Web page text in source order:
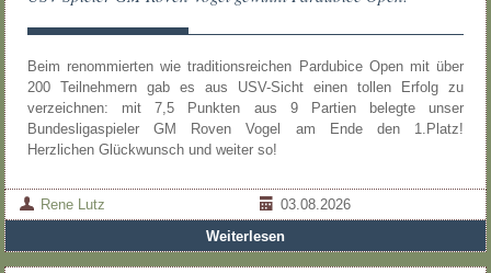
Beim renommierten wie traditionsreichen Pardubice Open mit über
200 Teilnehmern gab es aus USV-Sicht einen tollen Erfolg zu
verzeichnen: mit 7,5 Punkten aus 9 Partien belegte unser
Bundesligaspieler GM Roven Vogel am Ende den 1.Platz!
Herzlichen Glückwunsch und weiter so!
Rene Lutz
03.08.2026
Weiterlesen